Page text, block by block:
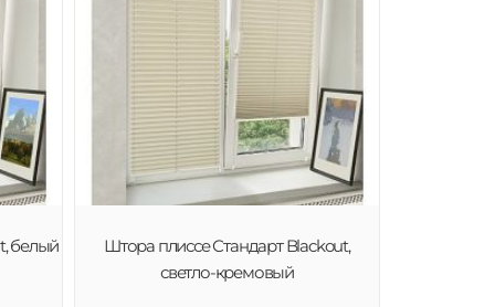
белый
Штора плиссе Стандарт Blackout,
светло-кремовый